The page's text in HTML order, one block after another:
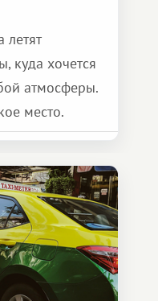
летят
куда хочется
атмосферы.
место.